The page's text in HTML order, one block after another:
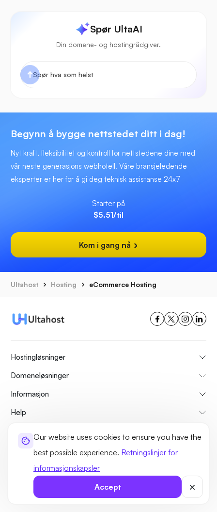
Our website uses cookies to ensure you have the
best possible experience. Retningslinjer for
informasjonskapsler
Accept
Spør UltaAI
Din domene- og hostingrådgiver.
Begynn å bygge nettstedet ditt i dag!
Nyt kraft, fleksibilitet og kontroll for nettstedene dine med
vår neste generasjons webhotell. Våre bransjeledende
eksperter er her for å gi deg teknisk assistanse 24x7
Starter på
$5.51/til
Kom i gang nå
Ultahost Hosting eCommerce Hosting
Hostingløsninger
Domeneløsninger
Informasjon
Help
Mest Populære
Sammenlign